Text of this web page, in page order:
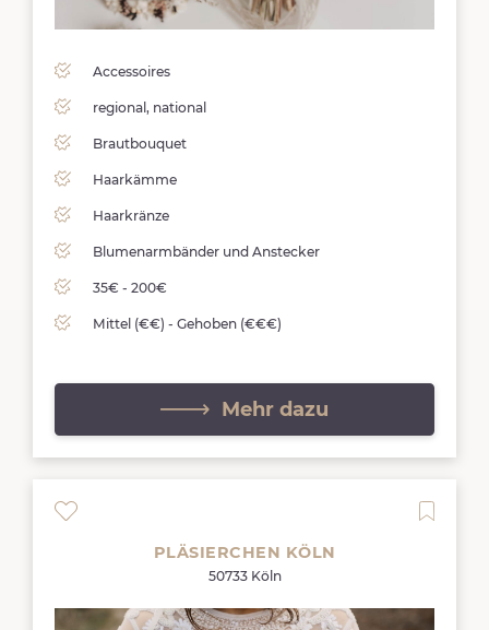
Accessoires
regional, national
Brautbouquet
Haarkämme
Haarkränze
Blumenarmbänder und Anstecker
35€ - 200€
Mittel (€€) - Gehoben (€€€)
Mehr dazu
PLÄSIERCHEN KÖLN
50733 Köln